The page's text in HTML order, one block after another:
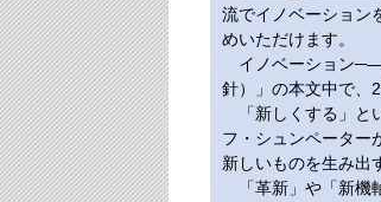
流でイノベーション
めいただけます。
イノベーション─―
針）」の本文中で、
「新しくする」と
フ・シュンペーター
新しいものを生み出
「革新」や「新機